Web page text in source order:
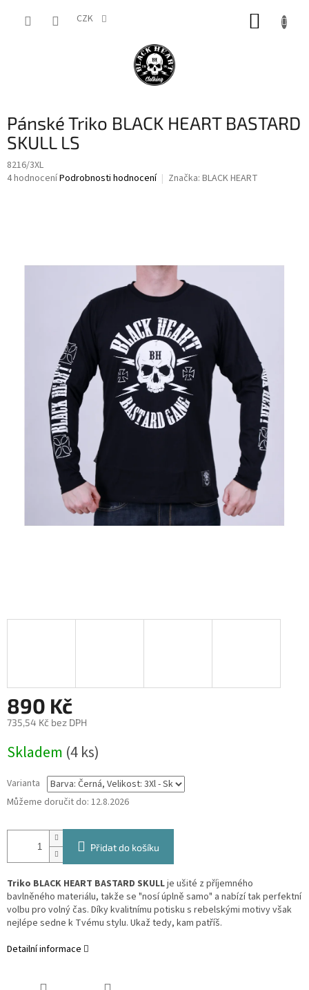
CZK
Pánské Triko BLACK HEART BASTARD
SKULL LS
8216/3XL
Průměrné
hvězdiček.
4 hodnoceníPodrobnosti hodnocení Značka: BLACK HEART
890 Kč
735,54 Kč bez DPH
cena:
Skladem (4 ks)
Varianta
Můžeme doručit do: 12.8.2026
Přidat do košíku
Triko BLACK HEART BASTARD SKULLje ušité z příjemného
bavlněného materiálu, takže se "nosí úplně samo" a nabízí tak perfektní
volbu pro volný čas. Díky kvalitnímu potisku s rebelskými motivy však
nejlépe sedne k Tvému stylu. Ukaž tedy, kam patříš.
Detailní informace